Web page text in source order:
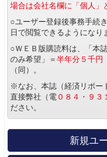
場合は会社名欄に「個人」
○ユーザー登録後事務手続
日で閲覧できるようになり
○ＷＥＢ版購読料は、「本
のみ希望」＝ 半年分５千円
（同）。
※なお、本誌（経済リポー
直接弊社（電 ０８４・９３
ださい。
新規ユ